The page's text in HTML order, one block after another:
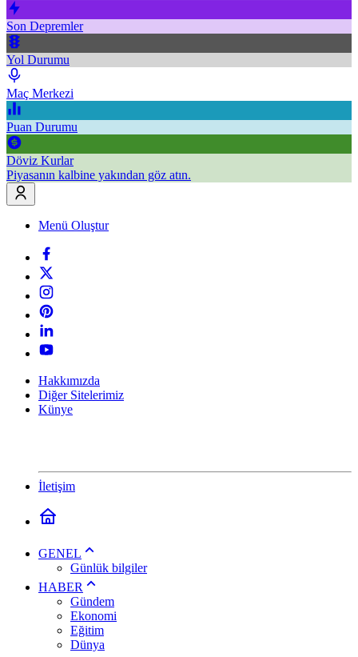
Son Depremler
Yol Durumu
Maç Merkezi
Puan Durumu
Döviz Kurlar
Piyasanın kalbine yakından göz atın.
Menü Oluştur
Hakkımızda
Diğer Sitelerimiz
Künye
İletişim
GENEL
Günlük bilgiler
HABER
Gündem
Ekonomi
Eğitim
Dünya